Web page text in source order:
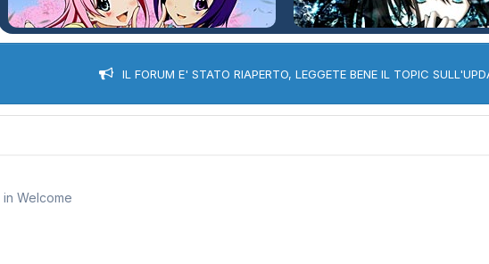
IL FORUM E' STATO RIAPERTO, LEGGETE BENE IL TOPIC
inWelcome